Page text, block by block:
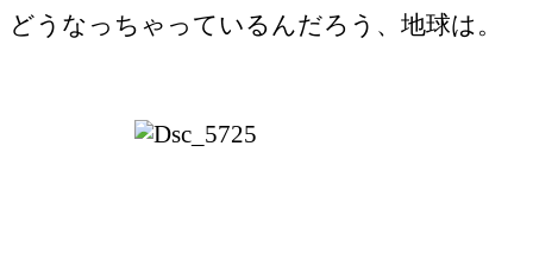
どうなっちゃっているんだろう、地球は。